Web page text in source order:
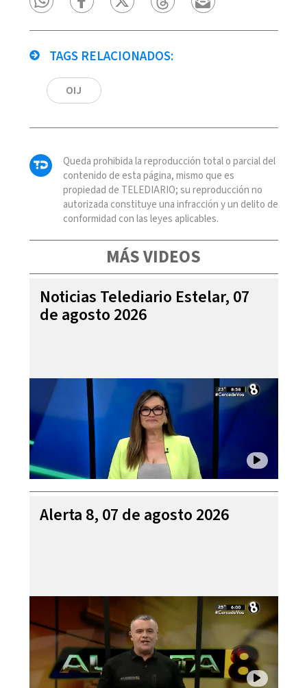
TAGS RELACIONADOS:
OIJ
Queda prohibida la reproducción total o parcial del
contenido de esta página, mismo que es
propiedad de TELEDIARIO; su reproducción no
autorizada constituye una infracción y un delito de
conformidad con las leyes aplicables.
MÁS VIDEOS
Noticias Telediario Estelar, 07
de agosto 2026
Alerta 8, 07 de agosto 2026